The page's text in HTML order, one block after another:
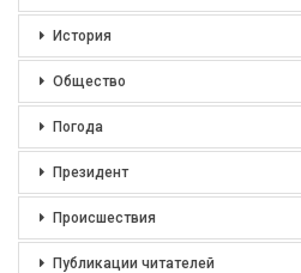
История
Общество
Погода
Президент
Происшествия
Публикации читателей